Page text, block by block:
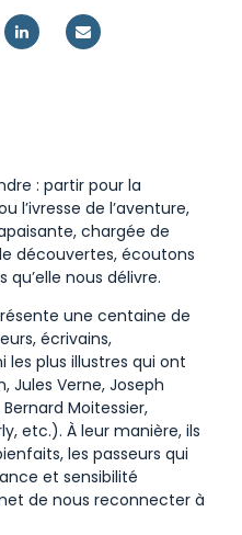
: partir pour la
l’ivresse de l’aventure,
chargée de
découvertes, écoutons
nous délivre.
une centaine de
écrivains,
plus illustres qui ont
Jules Verne, Joseph
Moitessier,
etc.). À leur manière, ils
les passeurs qui
et sensibilité
de nous reconnecter à